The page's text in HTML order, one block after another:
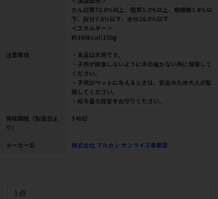
たん白質72.0％以上、脂質1.2％以上、粗繊維1.6％以
下、灰分7.0％以下、水分16.0％以下
＜エネルギー＞
約300kcal/100g
注意事項
・本品は犬用です。
・子供が誤食しないように手の届かない所に保管して
ください。
・子供がペットに与えるときは、安全のため大人が監
視してください。
・給与量の目安をお守りください。
賞味期限（製造日よ
り）
540日
メーカー名 株式会社 マルカン サンライズ事業部
1点